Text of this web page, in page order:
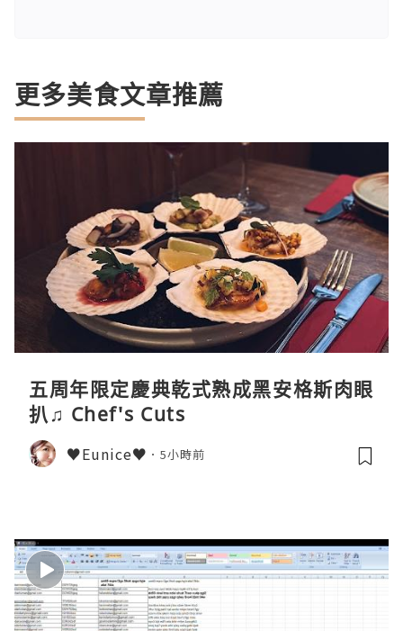
更多美食文章推薦
五周年限定慶典乾式熟成黑安格斯肉眼
扒♫ Chef's Cuts
♥Eunice♥ 5小時前